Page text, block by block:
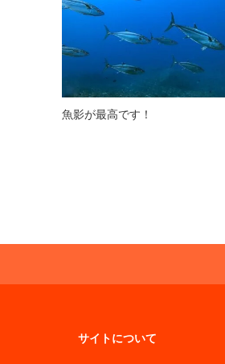
魚影が最高です！
サイトについて